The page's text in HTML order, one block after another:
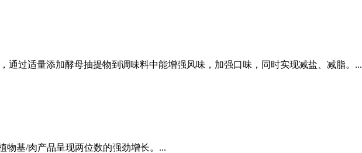
通过适量添加酵母抽提物到调味料中能增强风味，加强口味，同时实现减盐、减脂。...
物基/肉产品呈现两位数的强劲增长。...